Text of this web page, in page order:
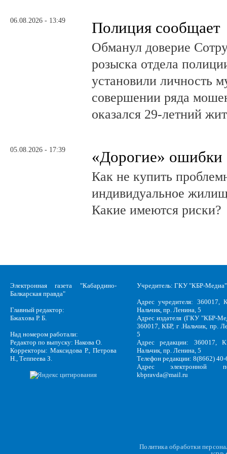
06.08.2026 - 13:49 Полиция сообщает
Обманул доверие
розыска отдела
установили личность
совершении ряда
оказался 29-летний
05.08.2026 - 17:39 «Дорогие» ошибки
Как не купить
индивидуальное
Какие имеются риски?
Электронная газета "Кабардино-
Балкарская правда"
Главный редактор:
Бжахова Р. Б.
Над номером работали:
Редактор по выпуску: Накова О.
Корректоры: Максидова Р., Петрова
Н., Теппеева З.
Учредитель: ГКУ "КБР-Медиа"
Адрес учредителя: 360017,
Нальчик, пр. Ленина, 5
Адрес издателя (ГКУ "КБР-
360017, КБР, г .Нальчик, пр.
5
Адрес редакции: 360017,
Нальчик, пр. Ленина, 5
Телефон редакции: 8(8662)
Адрес электронной
kbpravda@mail.ru
Политика обработки